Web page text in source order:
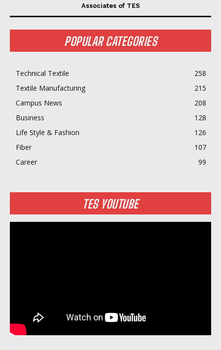
Associates of TES
POPULAR CATEGORIES
Technical Textile
258
Textile Manufacturing
215
Campus News
208
Business
128
Life Style & Fashion
126
Fiber
107
Career
99
TES YOUTUBE